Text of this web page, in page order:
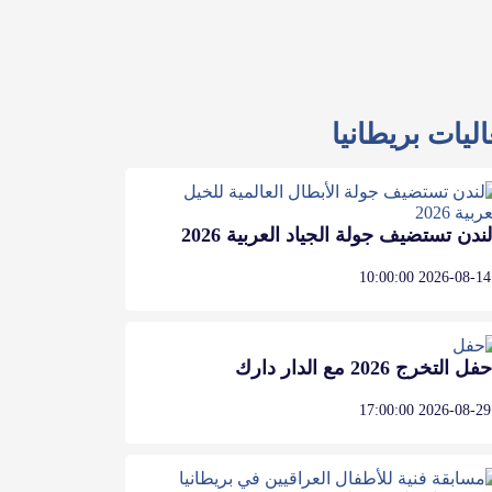
بريطانيا
لندن تستضيف جولة الجياد العربية 2026
2026-08-14 10:00:00
حفل التخرج 2026 مع الدار دارك
2026-08-29 17:00:00